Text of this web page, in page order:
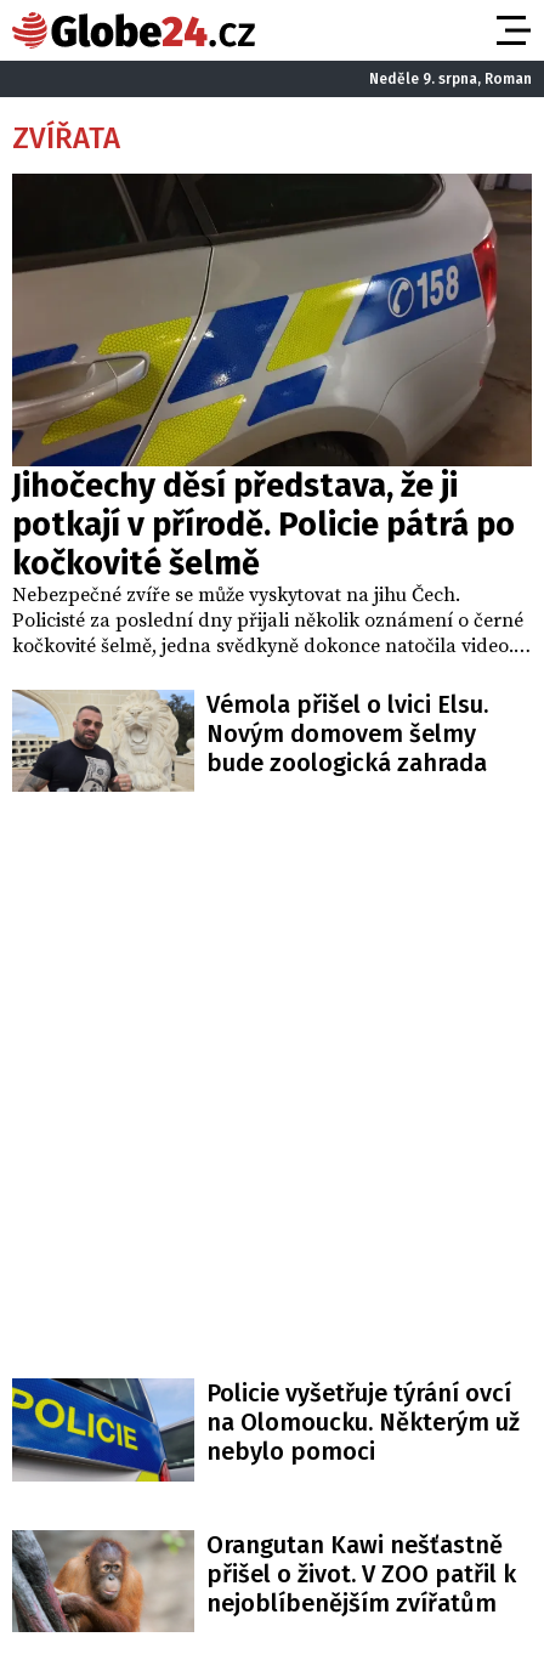
Neděle 9. srpna, Roman
ZVÍŘATA
Jihočechy děsí představa, že ji
potkají v přírodě. Policie pátrá po
kočkovité šelmě
Nebezpečné zvíře se může vyskytovat na jihu Čech.
Policisté za poslední dny přijali několik oznámení o černé
kočkovité šelmě, jedna svědkyně dokonce natočila video.
přírodě.
Vémola přišel o lvici Elsu.
Novým domovem šelmy
bude zoologická zahrada
Policie vyšetřuje týrání ovcí
na Olomoucku. Některým už
nebylo pomoci
Orangutan Kawi nešťastně
přišel o život. V ZOO patřil k
nejoblíbenějším zvířatům